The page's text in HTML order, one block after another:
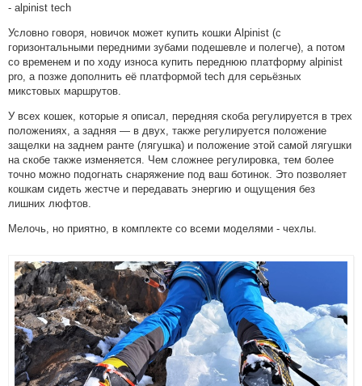
- alpinist tech
Условно говоря, новичок может купить кошки Alpinist (с
горизонтальными передними зубами подешевле и полегче), а потом
со временем и по ходу износа купить переднюю платформу alpinist
pro, а позже дополнить еë платформой tech для серьëзных
микстовых маршрутов.
У всех кошек, которые я описал, передняя скоба регулируется в трех
положениях, а задняя — в двух, также регулируется положение
защелки на заднем ранте (лягушка) и положение этой самой лягушки
на скобе также изменяется. Чем сложнее регулировка, тем более
точно можно подогнать снаряжение под ваш ботинок. Это позволяет
кошкам сидеть жестче и передавать энергию и ощущения без
лишних люфтов.
Мелочь, но приятно, в комплекте со всеми моделями - чехлы.